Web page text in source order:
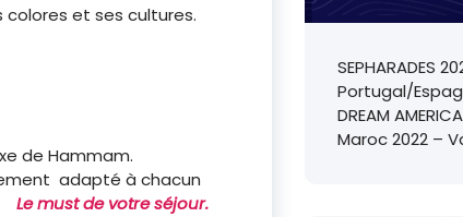
et ses cultures.
de Hammam.
adapté à chacun
Le must de votre séjour.
SEPHARADES
Portugal/
DREAM
Maroc 2022 –